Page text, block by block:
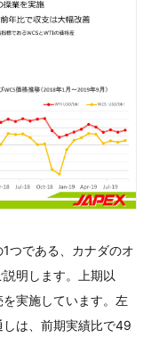
つである、カナダのオ
明します。上期以
実施しています。左
は、前期実績比で49